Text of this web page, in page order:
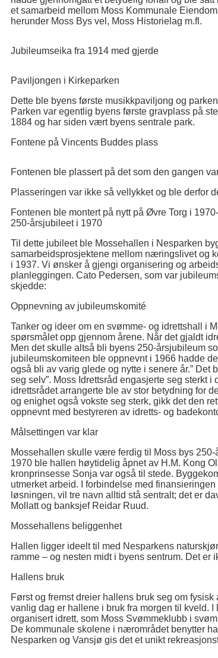
et samarbeid mellom Moss Kommunale
herunder Moss Bys vel, Moss Historielag m.fl.
Jubileumseika fra 1914 med gjerde
Paviljongen i Kirkeparken
Dette ble byens første musikkpaviljong og
Parken var egentlig byens første gravplass på
1884 og har siden vært byens sentrale park.
Fontene på Vincents Buddes plass
Fontenen ble plassert på det som den gangen
Plasseringen var ikke så vellykket og ble derfor
Fontenen ble montert på nytt på Øvre Torg i
250-årsjubileet i 1970
Til dette jubileet ble Mossehallen i Nesparken
samarbeidsprosjektene mellom næringslivet og
i 1937. Vi ønsker å gjengi organisering og
planleggingen. Cato Pedersen, som var
skjedde:
Oppnevning av jubileumskomité
Tanker og ideer om en svømme- og idrettshall i
spørsmålet opp gjennom årene. Når det gjaldt
Men det skulle altså bli byens 250-årsjubileum
jubileumskomiteen ble oppnevnt i 1966 hadde
også bli av varig glede og nytte i senere år.” Det
seg selv”. Moss Idrettsråd engasjerte seg sterkt
idrettsrådet arrangerte ble av stor betydning for
og enighet også vokste seg sterk, gikk det den
oppnevnt med bestyreren av idretts- og
Målsettingen var klar
Mossehallen skulle være ferdig til Moss bys
1970 ble hallen høytidelig åpnet av H.M. Kong
kronprinsesse Sonja var også til stede.
utmerket arbeid. I forbindelse med
løsningen, vil tre navn alltid stå sentralt; det er
Mollatt og banksjef Reidar Ruud.
Mossehallens beliggenhet
Hallen ligger ideelt til med Nesparkens
ramme – og nesten midt i byens sentrum. Det
Hallens bruk
Først og fremst dreier hallens bruk seg om
vanlig dag er hallene i bruk fra morgen til kveld.
organisert idrett, som Moss Svømmeklubb i
De kommunale skolene i nærområdet benytter
Nesparken og Vansjø gis det et unikt